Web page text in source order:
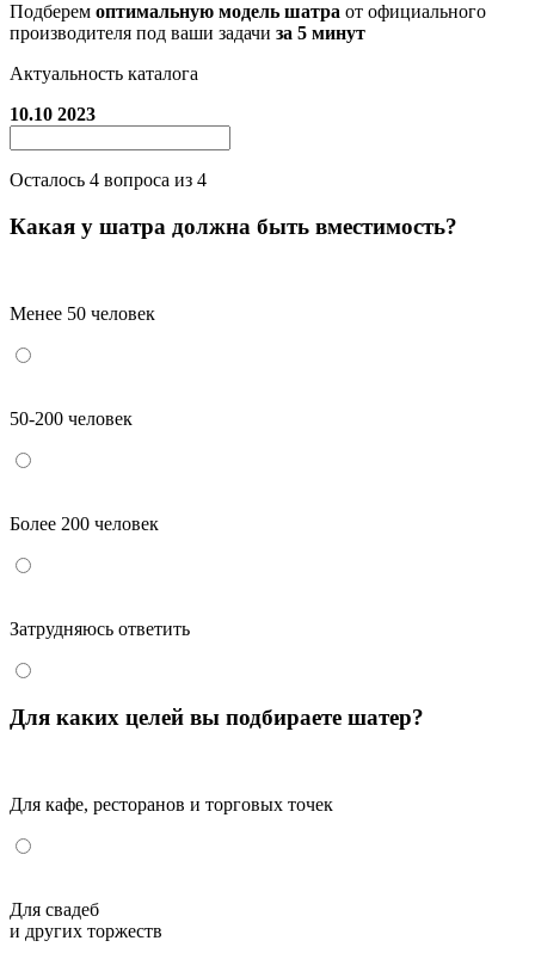
Подберем оптимальную модель шатра от официального
производителя под ваши задачи за 5 минут
Актуальность каталога
10.10 2023
Осталось 4 вопроса из 4
Какая у шатра должна быть вместимость?
Менее 50 человек
50-200 человек
Более 200 человек
Затрудняюсь ответить
Для каких целей вы подбираете шатер?
Для кафе, ресторанов и торговых точек
Для свадеб
и других торжеств